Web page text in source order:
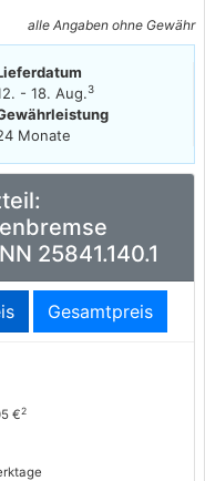
alle Angaben ohne Gewähr
- 18. Aug.3
Monate
25841.140.1
Gesamtpreis
€2